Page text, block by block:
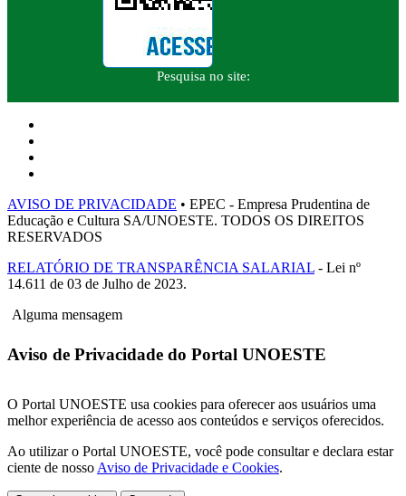
Pesquisa no site:
AVISO DE PRIVACIDADE • EPEC - Empresa Prudentina de
Educação e Cultura SA/UNOESTE. TODOS OS DIREITOS
RESERVADOS
RELATÓRIO DE TRANSPARÊNCIA SALARIAL - Lei nº
14.611 de 03 de Julho de 2023.
Alguma mensagem
Aviso de Privacidade do Portal UNOESTE
O Portal UNOESTE usa cookies para oferecer aos usuários uma
melhor experiência de acesso aos conteúdos e serviços oferecidos.
Ao utilizar o Portal UNOESTE, você pode consultar e declara estar
ciente de nosso Aviso de Privacidade e Cookies.